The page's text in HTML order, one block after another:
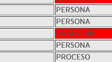
PERSONA
PERSONA
UNKNOWN
PERSONA
PROCESO